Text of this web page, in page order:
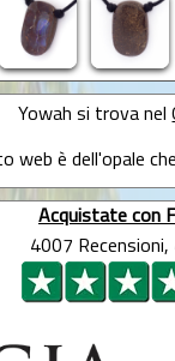
Yowah si trova nel
web è dell'opale
Acquistate con
4007